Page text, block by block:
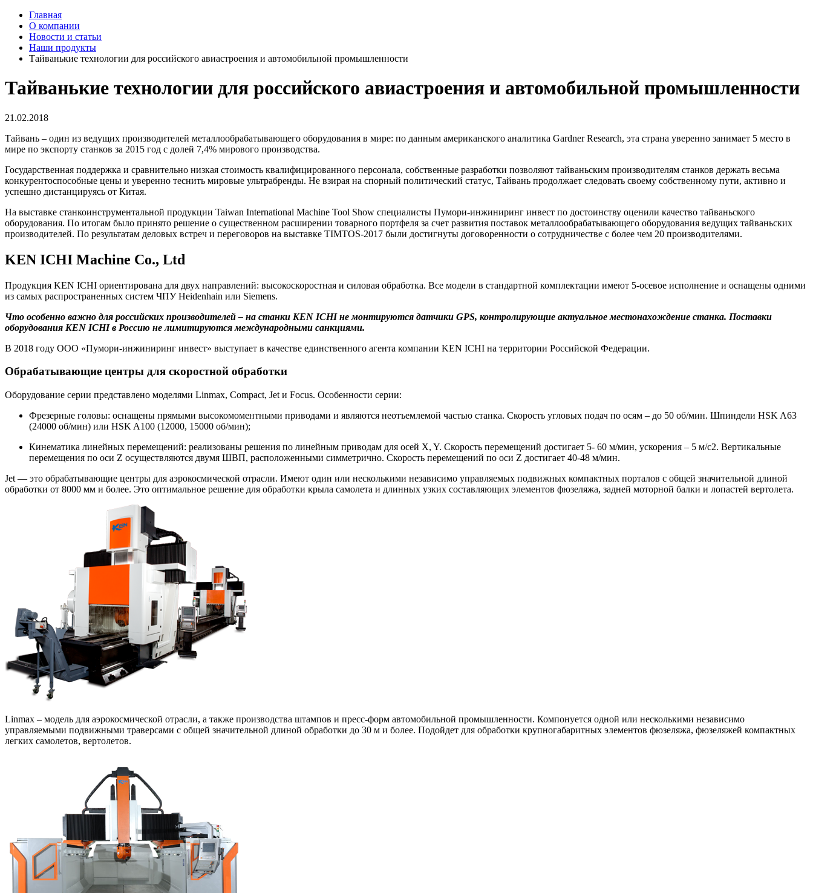
Главная
О компании
Новости и статьи
Наши продукты
Тайванькие технологии для российского авиастроения и автомобильной промышленности
Тайванькие технологии для российского авиастроения и автомобильной промышленности
21.02.2018
Тайвань – один из ведущих производителей металлообрабатывающего оборудования в мире: по данным американского аналитика Gardner Research, эта страна уверенно занимает 5 место в
мире по экспорту станков за 2015 год с долей 7,4% мирового производства.
Государственная поддержка и сравнительно низкая стоимость квалифицированного персонала, собственные разработки позволяют тайваньским производителям станков держать весьма
конкурентоспособные цены и уверенно теснить мировые ультрабренды. Не взирая на спорный политический статус, Тайвань продолжает следовать своему собственному пути, активно и
успешно дистанцируясь от Китая.
На выставке станкоинструментальной продукции Taiwan International Machine Tool Show специалисты Пумори-инжиниринг инвест по достоинству оценили качество тайваньского
оборудования. По итогам было принято решение о существенном расширении товарного портфеля за счет развития поставок металлообрабатывающего оборудования ведущих тайваньских
производителей. По результатам деловых встреч и переговоров на выставке TIMTOS-2017 были достигнуты договоренности о сотрудничестве с более чем 20 производителями.
KEN ICHI Machine Co., Ltd
Продукция KEN ICHI ориентирована для двух направлений: высокоскоростная и силовая обработка. Все модели в стандартной комплектации имеют 5‑осевое исполнение и оснащены одними
из самых распространенных систем ЧПУ Heidenhain или Siemens.
Что особенно важно для российских производителей – на станки KEN ICHI не монтируются датчики GPS, контролирующие актуальное местонахождение станка. Поставки
оборудования KEN ICHI в Россию не лимитируются международными санкциями.
В 2018 году ООО «Пумори-инжиниринг инвест» выступает в качестве единственного агента компании KEN ICHI на территории Российской Федерации.
Обрабатывающие центры для скоростной обработки
Оборудование серии представлено моделями Linmax, Compact, Jet и Focus. Особенности серии:
Фрезерные головы: оснащены прямыми высокомоментными приводами и являются неотъемлемой частью станка. Скорость угловых подач по осям – до 50 об/мин. Шпиндели HSK A63
(24000 об/мин) или HSK A100 (12000, 15000 об/мин);
Кинематика линейных перемещений: реализованы решения по линейным приводам для осей X, Y. Скорость перемещений достигает 5- 60 м/мин, ускорения – 5 м/с2. Вертикальные
перемещения по оси Z осуществляются двумя ШВП, расположенными симметрично. Скорость перемещений по оси Z достигает 40-48 м/мин.
Jet — это обрабатывающие центры для аэрокосмической отрасли. Имеют один или несколькими независимо управляемых подвижных компактных порталов с общей значительной длиной
обработки от 8000 мм и более. Это оптимальное решение для обработки крыла самолета и длинных узких составляющих элементов фюзеляжа, задней моторной балки и лопастей вертолета.
Linmax – модель для аэрокосмической отрасли, а также производства штампов и пресс-форм автомобильной промышленности. Компонуется одной или несколькими независимо
управляемыми подвижными траверсами с общей значительной длиной обработки до 30 м и более. Подойдет для обработки крупногабаритных элементов фюзеляжа, фюзеляжей компактных
легких самолетов, вертолетов.